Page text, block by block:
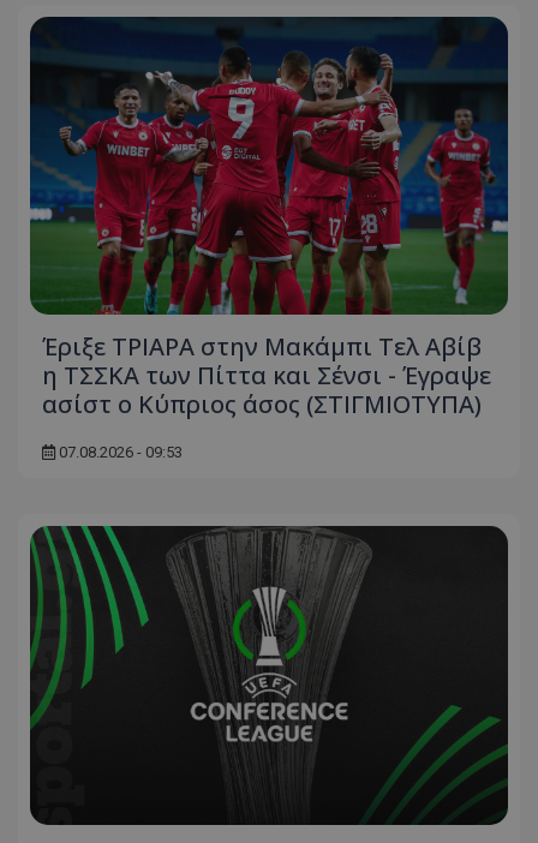
Έριξε ΤΡΙΑΡΑ στην Μακάμπι Τελ Αβίβ
η ΤΣΣΚΑ των Πίττα και Σένσι - Έγραψε
ασίστ ο Κύπριος άσος (ΣΤΙΓΜΙΟΤΥΠΑ)
07.08.2026 - 09:53